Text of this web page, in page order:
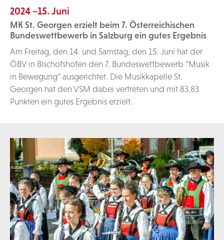
2024 ~15. Juni
MK St. Georgen erzielt beim 7. Österreichischen
Bundeswettbewerb in Salzburg ein gutes Ergebnis
Am Freitag, den 14. und Samstag, den 15. Juni hat der
ÖBV in Bischofshofen den 7. Bundeswettbewerb “Musik
in Bewegung” ausgerichtet. Die Musikkapelle St.
Georgen hat den VSM dabei vertreten und mit 83,83
Punkten ein gutes Ergebnis erzielt.